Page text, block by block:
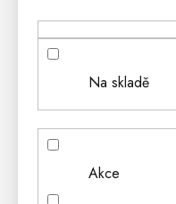
Na skladě
Akce